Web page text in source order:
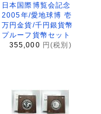
日本国際博覧会記念
2005年/愛地球博 壱
万円金貨/千円銀貨幣
プルーフ貨幣セット
355,000 円(税別)